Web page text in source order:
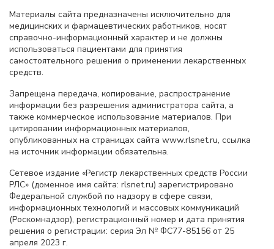
Материалы сайта предназначены исключительно для
медицинских и фармацевтических работников, носят
справочно-информационный характер и не должны
использоваться пациентами для принятия
самостоятельного решения о применении лекарственных
средств.
Запрещена передача, копирование, распространение
информации без разрешения администратора сайта, а
также коммерческое использование материалов. При
цитировании информационных материалов,
опубликованных на страницах сайта www.rlsnet.ru, ссылка
на источник информации обязательна.
Сетевое издание «Регистр лекарственных средств России
РЛС» (доменное имя сайта: rlsnet.ru) зарегистрировано
Федеральной службой по надзору в сфере связи,
информационных технологий и массовых коммуникаций
(Роскомнадзор), регистрационный номер и дата принятия
решения о регистрации: серия Эл № ФС77-85156 от 25
апреля 2023 г.